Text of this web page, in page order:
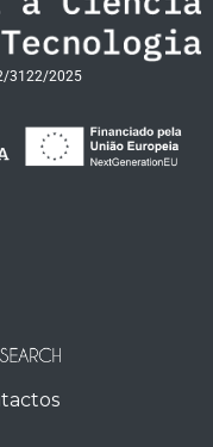
3122/2025